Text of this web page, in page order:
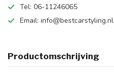
Tel: 06-11246065
Email: info@bestcarstyling.nl
Productomschrijving